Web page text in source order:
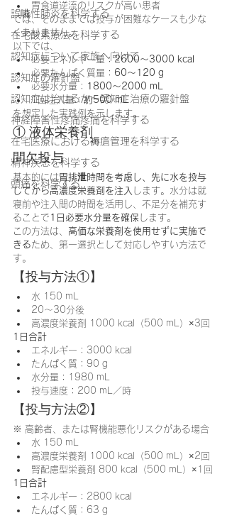
誤嚥性肺炎を科学する
在宅酸素療法を科学する
認知症について家族へ向けて
認知症の羅針盤
認知症は治せるか～認知症治療の羅針盤
神経障害性疼痛疼痛を科学する
在宅医療における褥瘡管理を科学する
精神疾患を科学する
頭痛を科学する
胃食道逆流のリスクが高い患者
では、そのままでは投与が困難なケースも少な
くありません。
以下では、
必要エネルギー量：2600～3000 kcal
必要たんぱく質量： 60～120 g
必要水分量：
1800～2000 mL
1回注入量：約500 mL
を想定した実践例を示します。
① 液体栄養剤
間欠投与
基本的には胃排泄時間を考慮し、先に水を投与
してから高濃度栄養剤を注入 します。水分は就
寝前や注入間の時間を活用し、不足分を補充す
ることで 1日必要水分量を確保 します。
この方法は、 高価な栄養剤を使用せずに実施で
きるため、第一選択として対応しやすい方法で
す。
【投与方法①】
水 150 mL
20～30分後
高濃度栄養剤 1000 kcal（500 mL）×3回
1日合計
エネルギー：3000 kcal
たんぱく質：90 g
水分量：1980 mL
投与速度：200 mL／時
【投与方法②】
※ 高齢者、または腎機能悪化リスクがある場合
水 150 mL
高濃度栄養剤 1000 kcal（500 mL）×2回
腎配慮型栄養剤 800 kcal（500 mL）×1回
1日合計
エネルギー：2800 kcal
たんぱく質：63 g